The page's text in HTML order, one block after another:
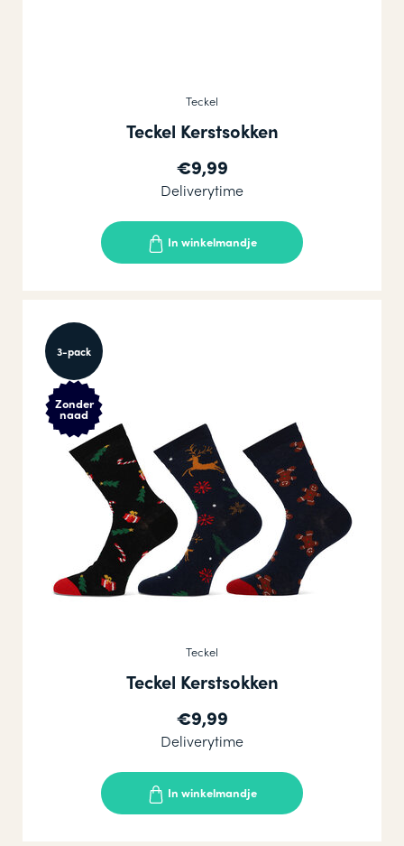
Teckel
Teckel Kerstsokken
€9,99
Deliverytime
In winkelmandje
3-pack
Zonder
naad
Teckel
Teckel Kerstsokken
€9,99
Deliverytime
In winkelmandje